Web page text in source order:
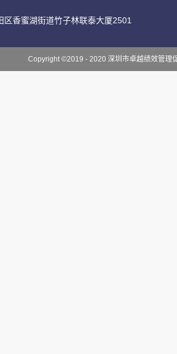
区香蜜湖街道竹子林联泰大厦2501
Copyright ©2019 - 2020 深圳市卓越绩效管理